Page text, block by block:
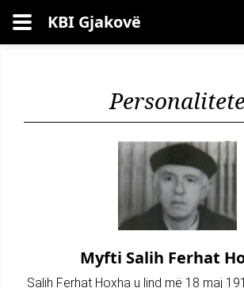
Kërko KBI Gjakovë
Myfti Salih Ferhat
Salih Ferhat Hoxha u lind më 18 maj